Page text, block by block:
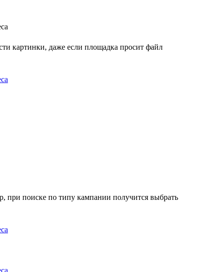
картинки, даже если площадка просит файл
при поиске по типу кампании получится выбрать